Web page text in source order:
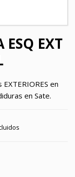
EXT
en
en Sate.